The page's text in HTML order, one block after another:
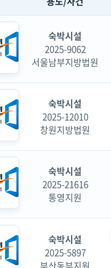
숙박시설
2025-9062
서울남부지방법원
숙박시설
2025-12010
창원지방법원
숙박시설
2025-21616
통영지원
숙박시설
2025-5897